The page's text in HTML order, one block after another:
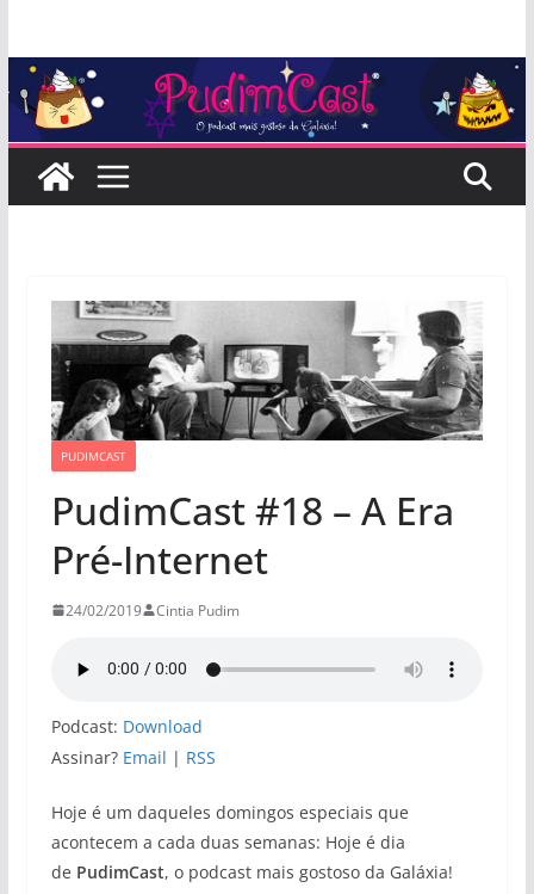
conteúdo
PUDIMCAST
PudimCast #18 – A Era
Pré-Internet
24/02/2019 Cintia Pudim
Podcast: Download
Assinar? Email | RSS
Hoje é um daqueles domingos especiais que
acontecem a cada duas semanas: Hoje é dia
de PudimCast, o podcast mais gostoso da Galáxia!